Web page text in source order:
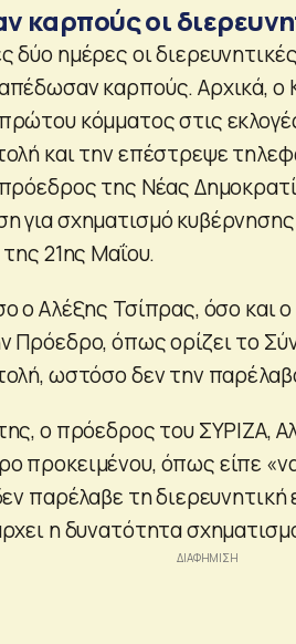
καρπούς οι
δύο ημέρες οι
καρπούς. Αρχικά,
κόμματος στις
και την επέστρεψε
της Νέας
για σχηματισμό
21ης Μαΐου.
ο Αλέξης Τσίπρας, όσο και
Πρόεδρο, όπως ορίζει το
ωστόσο δεν την
ο πρόεδρος του ΣΥΡΙΖΑ,
προκειμένου, όπως είπε
παρέλαβε τη
η δυνατότητα